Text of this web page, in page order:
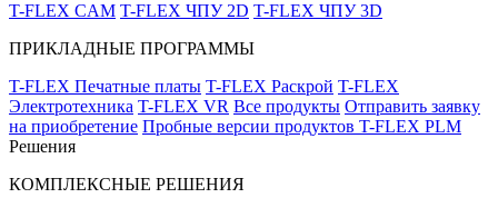
T-FLEX CAM T-FLEX ЧПУ 2D T-FLEX ЧПУ 3D
ПРИКЛАДНЫЕ ПРОГРАММЫ
T-FLEX Печатные платы T-FLEX Раскрой T-FLEX
Электротехника T-FLEX VR Все продукты Отправить заявку
на приобретение Пробные версии продуктов T-FLEX PLM
Решения
КОМПЛЕКСНЫЕ РЕШЕНИЯ